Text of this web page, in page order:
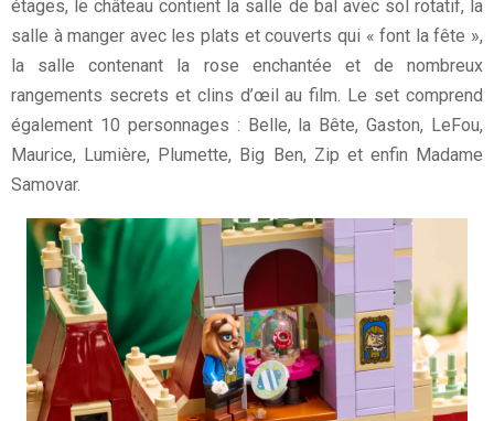
étages, le château contient la salle de bal avec sol rotatif, la
salle à manger avec les plats et couverts qui « font la fête »,
la salle contenant la rose enchantée et de nombreux
rangements secrets et clins d’œil au film. Le set comprend
également 10 personnages : Belle, la Bête, Gaston, LeFou,
Maurice, Lumière, Plumette, Big Ben, Zip et enfin Madame
Samovar.